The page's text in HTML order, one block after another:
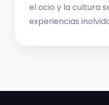
el ocio y la cultura
experiencias